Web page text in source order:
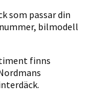
som passar din
bilmodell
finns